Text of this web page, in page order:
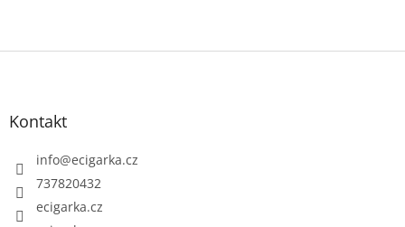
Kontakt
info@ecigarka.cz
737820432
ecigarka.cz